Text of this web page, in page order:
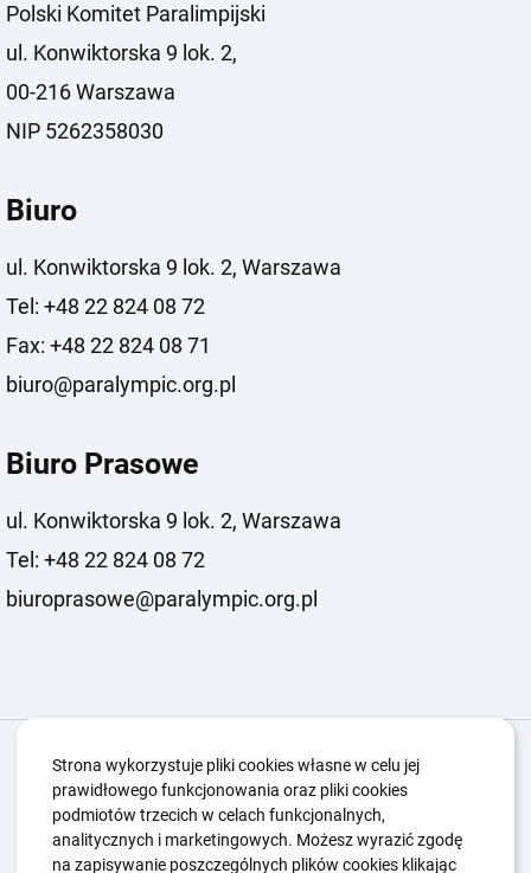
Polski Komitet Paralimpijski
ul. Konwiktorska 9 lok. 2,
00-216 Warszawa
NIP 5262358030
Biuro
ul. Konwiktorska 9 lok. 2, Warszawa
Tel: +48 22 824 08 72
Fax: +48 22 824 08 71
biuro@paralympic.org.pl
Biuro Prasowe
ul. Konwiktorska 9 lok. 2, Warszawa
Tel: +48 22 824 08 72
biuroprasowe@paralympic.org.pl
Igrzyska Paralimpijskie O nas
Kwalifikacje ZSK
Kluby Aktualności
Edukacja
Guttmanny Kontakt
Strona wykorzystuje pliki cookies własne w celu jej
prawidłowego funkcjonowania oraz pliki cookies
podmiotów trzecich w celach funkcjonalnych,
analitycznych i marketingowych. Możesz wyrazić zgodę
na zapisywanie poszczególnych plików cookies klikając